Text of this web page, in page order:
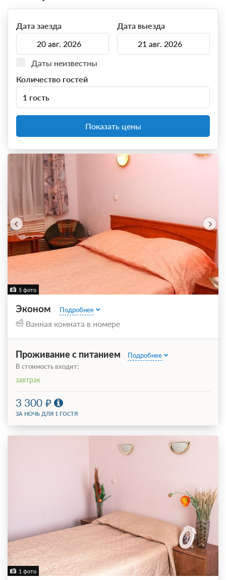
Дата заезда Дата выезда
Даты неизвестны
Количество гостей
1 гость
Показать цены
5 фото
Эконом Подробнее
Ванная комната в номере
Проживание с питанием
Подробнее
В стоимость входит:
завтрак
3 300
ЗА НОЧЬ ДЛЯ 1 ГОСТЯ
1 фото